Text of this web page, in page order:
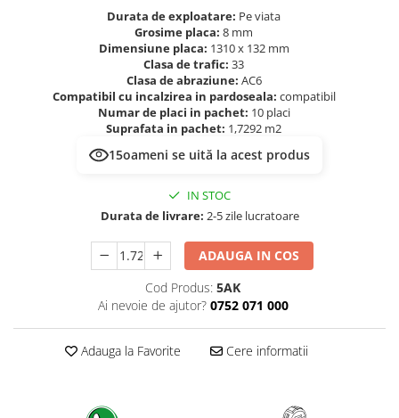
Durata de exploatare: Pe viata
Grosime placa: 8 mm
Dimensiune placa: 1310 x 132 mm
Clasa de trafic: 33
Clasa de abraziune: AC6
Compatibil cu incalzirea in pardoseala: compatibil
Numar de placi in pachet: 10 placi
Suprafata in pachet: 1,7292 m2
15oameni se uită la acest produs
IN STOC
Durata de livrare: 2-5 zile lucratoare
ADAUGA IN COS
Cod Produs: 5AK
Ai nevoie de ajutor? 0752 071 000
Adauga la Favorite Cere informatii